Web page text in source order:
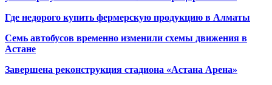
Где недорого купить фермерскую продукцию в Алматы
Семь автобусов временно изменили схемы движения в
Астане
Завершена реконструкция стадиона «Астана Арена»